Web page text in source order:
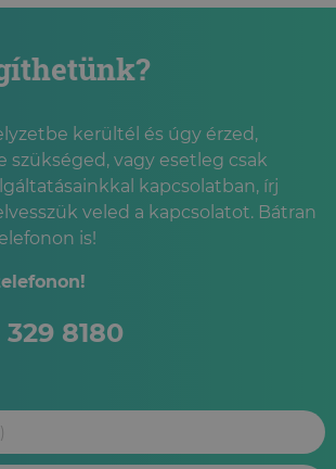
kerültél és úgy érzed,
szükséged, vagy esetleg csak
kapcsolatban, írj
veled a kapcsolatot. Bátran
is!
8180